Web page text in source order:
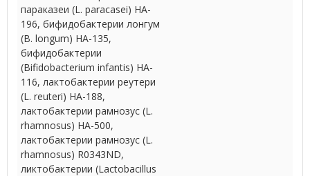
параказеи (L. paracasei) HA-
196, бифидобактерии лонгум
(B. longum) HA-135,
бифидобактерии
(Bifidobacterium infantis) HA-
116, лактобактерии реутери
(L. reuteri) HA-188,
лактобактерии рамнозус (L.
rhamnosus) HA-500,
лактобактерии рамнозус (L.
rhamnosus) R0343ND,
ликтобактерии (Lactobacillus